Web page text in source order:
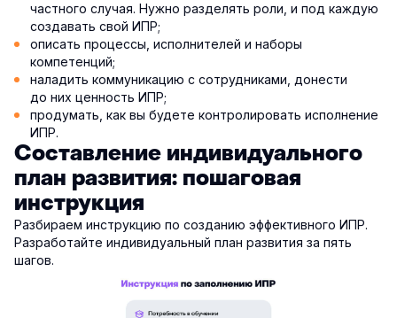
частного случая. Нужно разделять роли, и под каждую
создавать свой ИПР;
описать процессы, исполнителей и наборы
компетенций;
наладить коммуникацию с сотрудниками, донести
до них ценность ИПР;
продумать, как вы будете контролировать исполнение
ИПР.
Составление индивидуального
план развития: пошаговая
инструкция
Разбираем инструкцию по созданию эффективного ИПР.
Разработайте индивидуальный план развития за пять
шагов.